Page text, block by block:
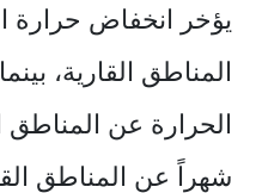
يؤخر انخفاض حرارة
المناطق القارية،
الحرارة عن المناطق
شهراً عن المناطق